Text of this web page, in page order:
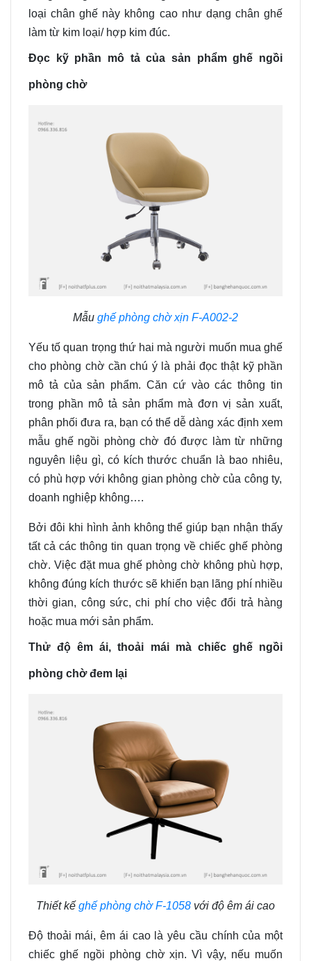
loại chân ghế này không cao như dạng chân ghế
làm từ kim loại/ hợp kim đúc.
Đọc kỹ phần mô tả của sản phẩm ghế ngồi
phòng chờ
Mẫu ghế phòng chờ xịn F-A002-2
Yếu tố quan trọng thứ hai mà người muốn mua ghế
cho phòng chờ cần chú ý là phải đọc thật kỹ phần
mô tả của sản phẩm. Căn cứ vào các thông tin
trong phần mô tả sản phẩm mà đơn vị sản xuất,
phân phối đưa ra, bạn có thể dễ dàng xác định xem
mẫu ghế ngồi phòng chờ đó được làm từ những
nguyên liệu gì, có kích thước chuẩn là bao nhiêu,
có phù hợp với không gian phòng chờcủa công ty,
doanh nghiệp không….
Bởi đôi khi hình ảnh không thể giúp bạn nhận thấy
tất cả các thông tin quan trọng về chiếc ghế phòng
chờ. Việc đặt mua ghế phòng chờ không phù hợp,
không đúng kích thước sẽ khiến bạn lãng phí nhiều
thời gian, công sức, chi phí cho việc đổi trả hàng
hoặc mua mới sản phẩm.
Thử độ êm ái, thoải mái mà chiếc ghế ngồi
phòng chờ đem lại
Thiết kế ghế phòng chờ F-1058 với độ êm ái cao
Độ thoải mái, êm ái cao làyêu cầu chính của một
chiếc ghế ngồi phòng chờ xịn. Vì vậy, nếu muốn